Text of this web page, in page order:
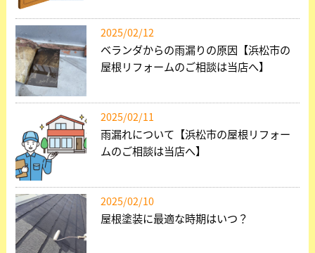
2025/02/12
ベランダからの雨漏りの原因【浜松市の
屋根リフォームのご相談は当店へ】
2025/02/11
雨漏れについて【浜松市の屋根リフォー
ムのご相談は当店へ】
2025/02/10
屋根塗装に最適な時期はいつ？